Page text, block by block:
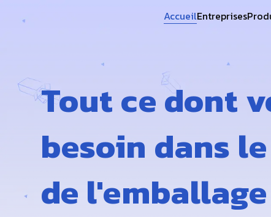
AccueilEntreprises
Tout ce dont
besoin dans
de l'emballage